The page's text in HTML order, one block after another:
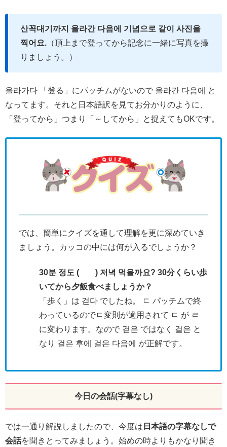
산꼭대기까지 올라간 다음에 기념으로 같이 사진을
찍어요. （頂上まで登ってから記念に一緒に写真を撮
りましょう。）
올라가다 「登る」にパッチムがないので 올라간 다음에 と
なってます。それと日本語訳を見てお分かりのように、
「登ってから」つまり「～してから」と捉えてもOKです。
では、簡単にクイズを通して理解を更に深めていき
ましょう。カッコの中には何が入るでしょうか？
30분 정도 ( ) 저녁 먹을까요? 30分くらい歩
いてから夕飯食べましょうか？
「歩く」は 걷다 でしたね。 ㄷ パッチムで終
わっているのでㄷ変則が適用されて ㄷ が ㄹ
に変わります。なので 걷은 ではなく 걸은 と
なり 걸은 후에 걸은 다음에 が正解です。
今日の会話(字幕なし)
では一通り解説しましたので、今度は 日本語の字幕なしで
会話を聞きとってみましょう。始めの時よりもかなり聞き